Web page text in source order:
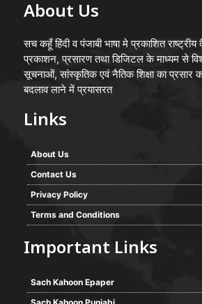
About Us
सच कहूँ हिंदी व पंजाबी भाषा मे प्रकाशित
प्रकाशन, प्रसारण तथा डिजिटल के माध्यम से
सूचनाओं, सांस्कृतिक एवं नैतिक शिक्षा का प्रसार
बदलाव लाने में प्रयासरत
Links
About Us
Contact Us
Privacy Policy
Terms and Conditions
Important Links
Sach Kahoon Epaper